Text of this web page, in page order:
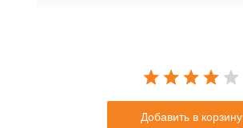
Добавить в корзину